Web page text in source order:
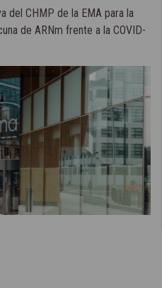
del CHMP de la EMA para la
de ARNm frente a la COVID-